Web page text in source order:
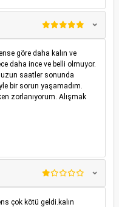
göre daha kalın ve
daha ince ve belli olmuyor.
saatler sonunda
bir sorun yaşamadım.
zorlanıyorum. Alışmak
çok kötü geldi.kalın